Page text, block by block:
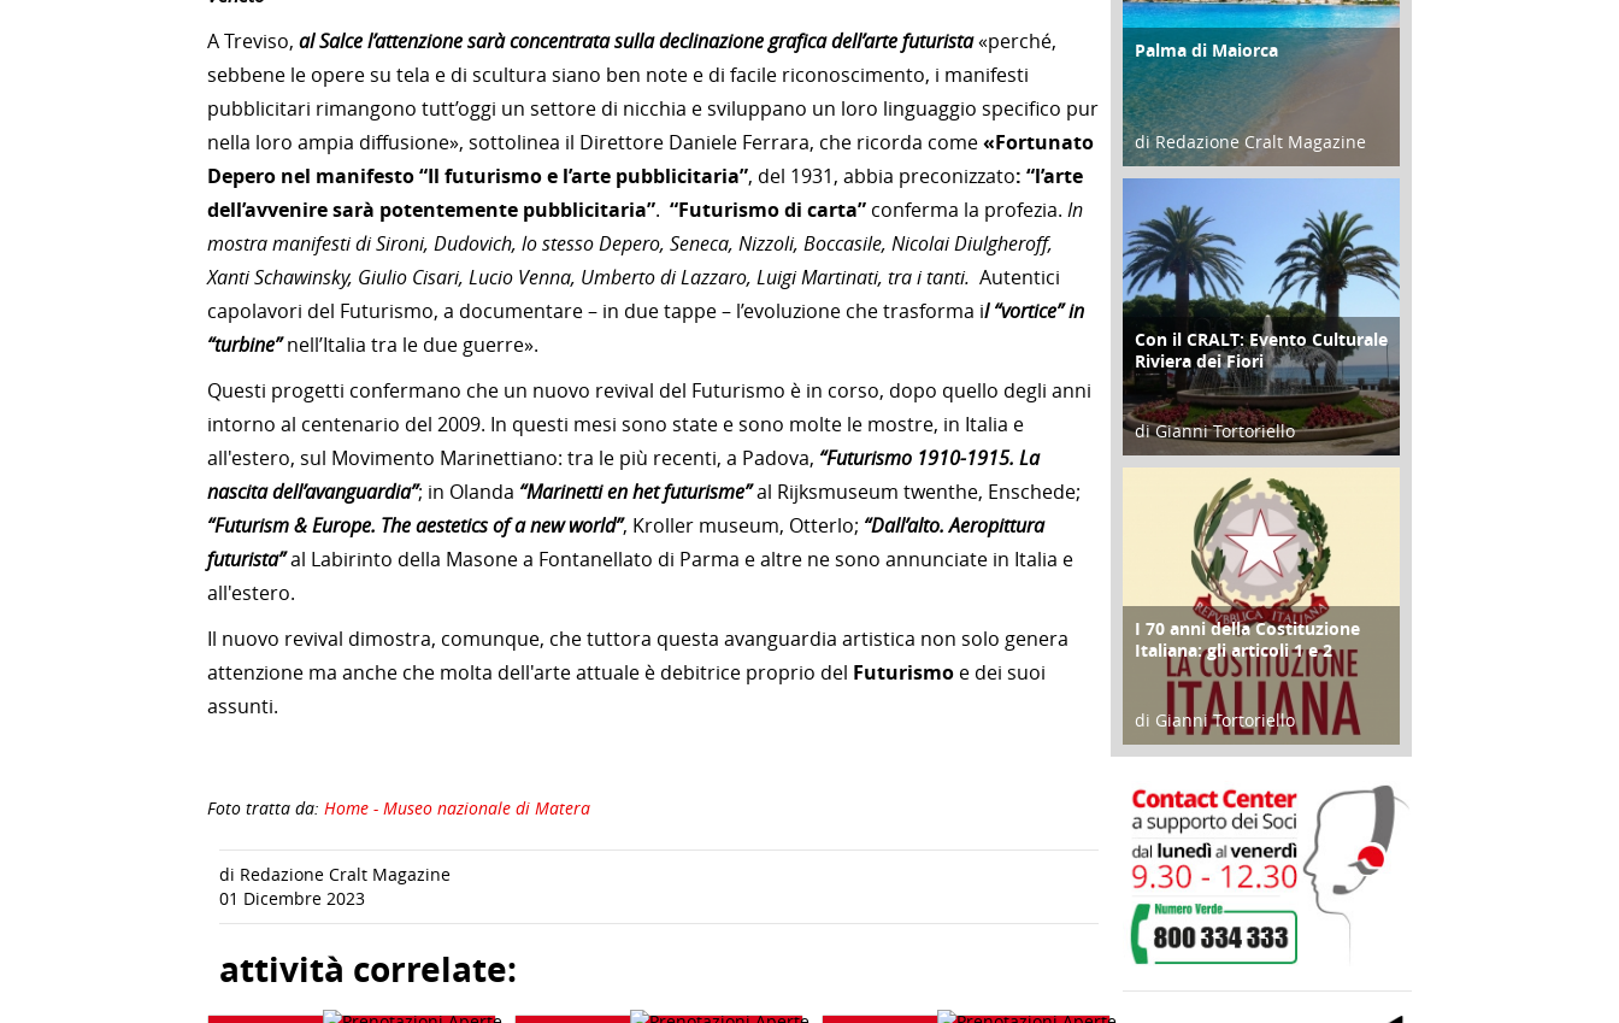
A Treviso, al Salce l’attenzione sarà concentrata sulla declinazione grafica dell’arte futurista«perché,
sebbene le opere su tela e di scultura siano ben note e di facile riconoscimento, i manifesti
pubblicitari rimangono tutt’oggi un settore di nicchia e sviluppano un loro linguaggio specifico pur
nella loro ampia diffusione», sottolinea il Direttore Daniele Ferrara, che ricorda come«Fortunato
Depero nel manifesto “Il futurismo e l’arte pubblicitaria”, del 1931, abbia preconizzato: “l’arte
dell’avvenire sarà potentemente pubblicitaria”. “Futurismo di carta” conferma la profezia. In
mostra manifesti di Sironi, Dudovich, lo stesso Depero, Seneca, Nizzoli, Boccasile, Nicolai Diulgheroff,
Xanti Schawinsky, Giulio Cisari, Lucio Venna, Umberto di Lazzaro, Luigi Martinati, tra i tanti. Autentici
capolavori del Futurismo, a documentare – in due tappe – l’evoluzione che trasforma il “vortice” in
“turbine” nell’Italia tra le due guerre».
Questi progetti confermano che un nuovo revival del Futurismo è in corso, dopo quello degli anni
intorno al centenario del 2009. In questi mesi sono state e sono molte le mostre, in Italia e
all'estero, sul Movimento Marinettiano: tra le più recenti, a Padova, “Futurismo 1910-1915. La
nascita dell’avanguardia”; in Olanda “Marinetti en het futurisme”al Rijksmuseum twenthe, Enschede;
“Futurism & Europe. The aestetics of a new world”, Kroller museum, Otterlo; “Dall’alto. Aeropittura
futurista”al Labirinto della Masone a Fontanellato di Parma e altre ne sono annunciate in Italia e
all'estero.
Il nuovo revival dimostra, comunque, che tuttora questa avanguardia artistica non solo genera
attenzione ma anche che molta dell'arte attuale è debitrice proprio del Futurismo e dei suoi
assunti.
Foto tratta da: Home - Museo nazionale di Matera
di Redazione Cralt Magazine
01 Dicembre 2023
attività correlate:
ATTIVITÀ
Palma di Maiorca
di Redazione Cralt Magazine
25 Giugno 2016
ATTIVITÀ
Con il CRALT: Evento Culturale
Riviera dei Fiori
di Gianni Tortoriello
16 Febbraio 2018
FOCUS
I 70 anni della Costituzione
Italiana: gli articoli 1 e 2
di Gianni Tortoriello
17 Marzo 2018